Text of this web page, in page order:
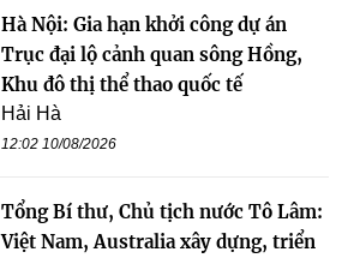
Hà Nội: Gia hạn khởi công dự án
Trục đại lộ cảnh quan sông Hồng,
Khu đô thị thể thao quốc tế
Hải Hà
12:02 10/08/2026
Tổng Bí thư, Chủ tịch nước Tô Lâm:
Việt Nam, Australia xây dựng, triển